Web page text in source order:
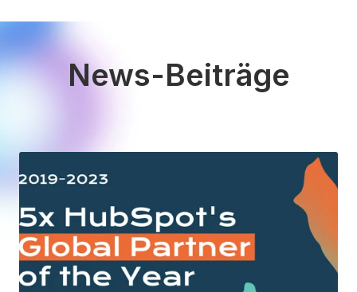
News-Beiträge